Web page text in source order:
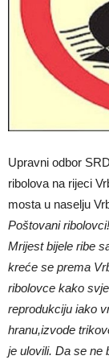
Upravni odbor
ribolova na rijeci
mosta u naselju
Poštovani ribolovci!
Mrijest bijele ribe
kreće se prema
ribolovce kako
reprodukciju iako
hranu,izvode
je ulovili. Da se ne